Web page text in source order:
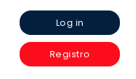
Log in
Registro